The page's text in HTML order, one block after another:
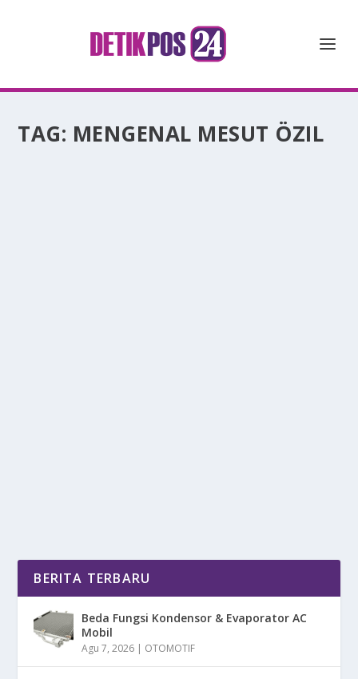
TAG: MENGENAL MESUT ÖZIL
BERITA TERBARU
Beda Fungsi Kondensor & Evaporator AC
Mobil
Agu 7, 2026 | OTOMOTIF